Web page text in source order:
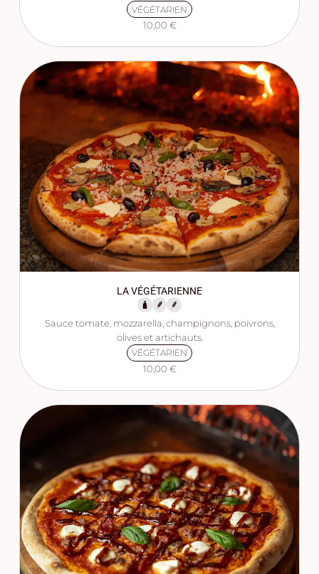
VÉGÉTARIEN
10,00 €
LA VÉGÉTARIENNE
Sauce tomate, mozzarella, champignons, poivrons,
olives et artichauts.
VÉGÉTARIEN
10,00 €